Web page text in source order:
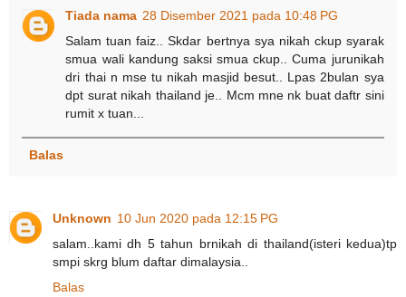
Tiada nama 28 Disember 2021 pada 10:48 PG
Salam tuan faiz.. Skdar bertnya sya nikah ckup syarak
smua wali kandung saksi smua ckup.. Cuma jurunikah
dri thai n mse tu nikah masjid besut.. Lpas 2bulan sya
dpt surat nikah thailand je.. Mcm mne nk buat daftr sini
rumit x tuan...
Balas
Unknown 10 Jun 2020 pada 12:15 PG
salam..kami dh 5 tahun brnikah di thailand(isteri kedua)tp
smpi skrg blum daftar dimalaysia..
Balas